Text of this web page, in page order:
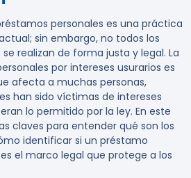
personales es una práctica
sin embargo, no todos los
realizan de forma justa y legal. La
por intereses usurarios es
afecta a muchas personas,
han sido víctimas de intereses
lo permitido por la ley. En este
claves para entender qué son los
identificar si un préstamo
el marco legal que protege a los